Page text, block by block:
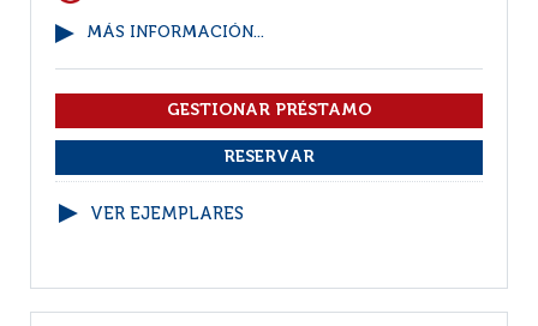
MÁS INFORMACIÓN...
VER EJEMPLARES